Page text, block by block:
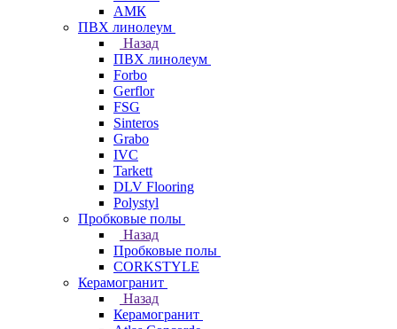
АМК
ПВХ линолеум
Назад
ПВХ линолеум
Forbo
Gerflor
FSG
Sinteros
Grabo
IVC
Tarkett
DLV Flooring
Polystyl
Пробковые полы
Назад
Пробковые полы
CORKSTYLE
Керамогранит
Назад
Керамогранит